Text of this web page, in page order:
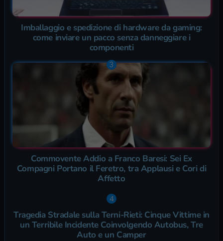
Imballaggio e spedizione di hardware da gaming:
come inviare un pacco senza danneggiare i
componenti
Commovente Addio a Franco Baresi: Sei Ex
Compagni Portano il Feretro, tra Applausi e Cori di
Affetto
Tragedia Stradale sulla Terni-Rieti: Cinque Vittime in
un Terribile Incidente Coinvolgendo Autobus, Tre
Auto e un Camper